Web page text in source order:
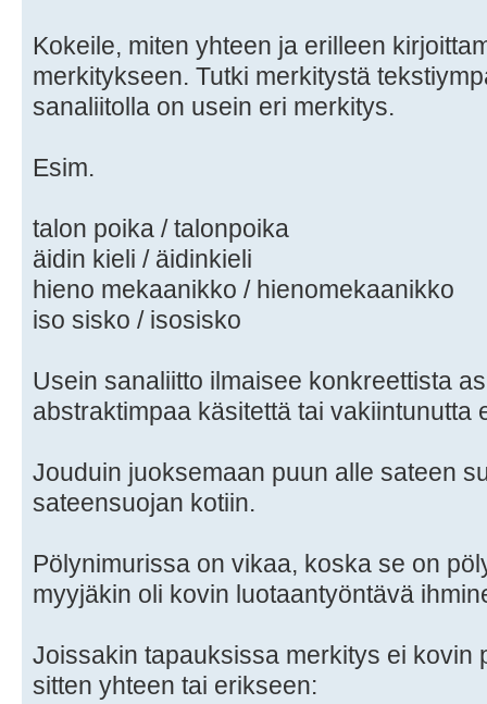
Kokeile, miten yhteen ja erilleen
merkitykseen. Tutki merkitystä
sanaliitolla on usein eri merkitys.
Esim.
talon poika / talonpoika
äidin kieli / äidinkieli
hieno mekaanikko / hienomekaanikko
iso sisko / isosisko
Usein sanaliitto ilmaisee konkreettista
abstraktimpaa käsitettä tai vakiintunutta
Jouduin juoksemaan puun alle sateen
sateensuojan kotiin.
Pölynimurissa on vikaa, koska se on
myyjäkin oli kovin luotaantyöntävä
Joissakin tapauksissa merkitys ei kovin
sitten yhteen tai erikseen: